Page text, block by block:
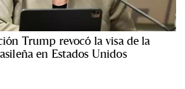
Trump revocó la visa de la
en Estados Unidos